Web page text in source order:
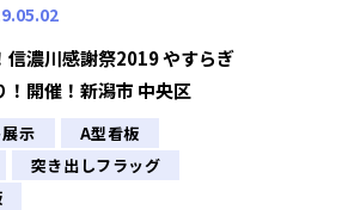
信濃川感謝祭2019 やすらぎ
！開催！新潟市 中央区
示
A型看板
突き出しフラッグ